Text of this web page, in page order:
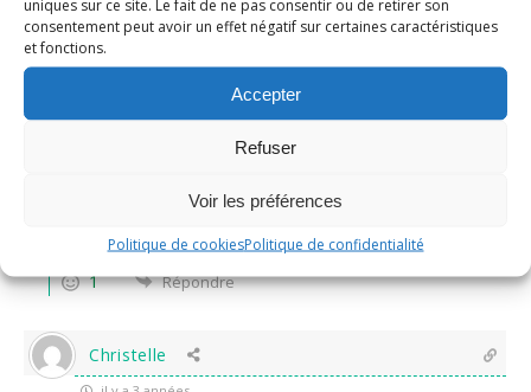
uniques sur ce site. Le fait de ne pas consentir ou de retirer son
consentement peut avoir un effet négatif sur certaines caractéristiques
et fonctions.
Accepter
Refuser
Voir les préférences
Politique de cookiesPolitique de confidentialité
très beau cake
bonne journée
Administrateur
thithoad
Merci Annyvonne! bon début de semaine!
1
Répondre
Christelle